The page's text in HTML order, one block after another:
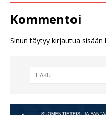
Kommentoi
Sinun täytyy kirjautua sisään